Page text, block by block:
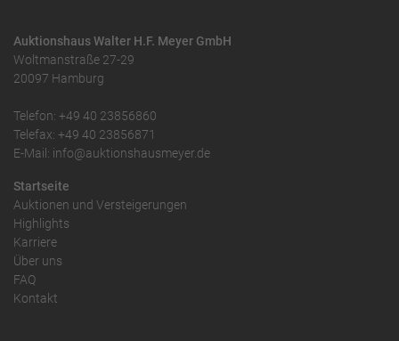
Auktionshaus Walter H.F. Meyer GmbH
Woltmanstraße 27-29
20097 Hamburg
Telefon: +49 40 23856860
Telefax: +49 40 23856871
E-Mail: info@auktionshausmeyer.de
Startseite
Auktionen und Versteigerungen
Highlights
Karriere
Über uns
FAQ
Kontakt